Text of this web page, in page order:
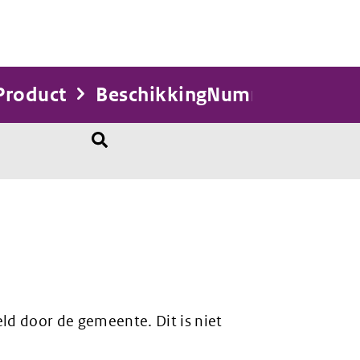
BeschikkingNummer
door de gemeente. Dit is niet